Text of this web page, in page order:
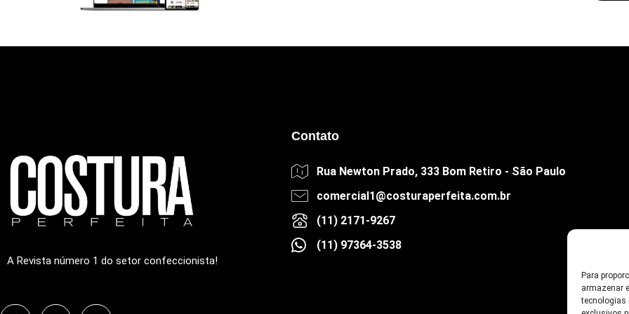
Para
armazenar
tecnologias
A Revista número 1 do setor confeccionista!
Contato
Rua Newton Prado, 333 Bom Retiro - São Paulo
comercial1@costuraperfeita.com.br
(11) 2171-9267
(11) 97364-3538